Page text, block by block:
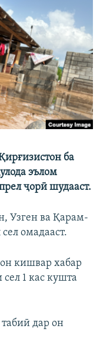
ба
эълом
ҷорӣ шудааст.
Узген ва Қарам-
омадааст.
кишвар хабар
1 кас кушта
дар он